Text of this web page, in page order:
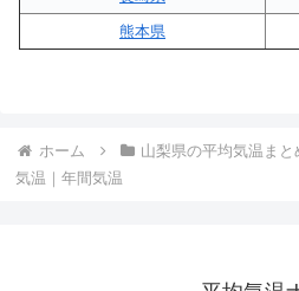
熊本県
ホーム 山梨県の平均気温まと
気温｜年間気温